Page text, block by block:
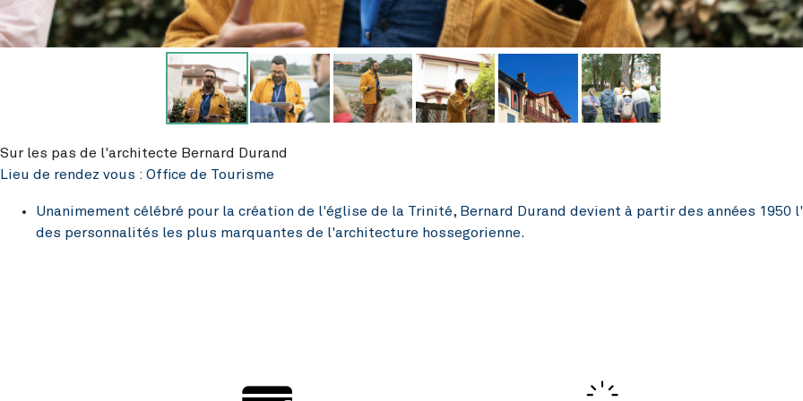
Sur les pas de l'architecte Bernard Durand
Lieu de rendez vous : Office de Tourisme
Unanimement célébré pour la création de l'église de la Trinité, Bernard Durand devient à partir des années 1950
des personnalités les plus marquantes de l'architecture hossegorienne.